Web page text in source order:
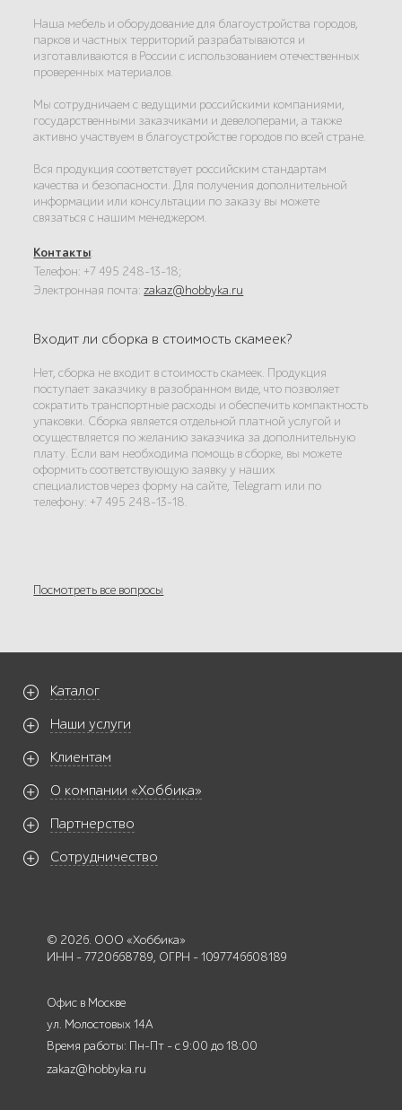
Наша мебель и оборудование для благоустройства городов,
парков и частных территорий разрабатываются и
изготавливаются в России с использованием отечественных
проверенных материалов.
Мы сотрудничаем с ведущими российскими компаниями,
государственными заказчиками и девелоперами, а также
активно участвуем в благоустройстве городов по всей стране.
Вся продукция соответствует российским стандартам
качества и безопасности. Для получения дополнительной
информации или консультации по заказу вы можете
связаться с нашим менеджером.
Контакты:
Телефон: +7 495 248-13-18;
Электронная почта:zakaz@hobbyka.ru
Входит ли сборка в стоимость скамеек?
Нет, сборка не входит в стоимость скамеек. Продукция
поступает заказчику в разобранном виде, что позволяет
сократить транспортные расходы и обеспечить компактность
упаковки. Сборка является отдельной платной услугой и
осуществляется по желанию заказчика за дополнительную
плату. Если вам необходима помощь в сборке, вы можете
оформить соответствующую заявку у наших
специалистов через форму на сайте, Telegram или по
телефону: +7 495 248-13-18.
Посмотреть все вопросы
Каталог
Наши услуги
Клиентам
О компании «Хоббика»
Партнерство
Сотрудничество
© 2026. ООО «Хоббика»
ИНН - 7720668789, ОГРН - 1097746608189
Офис в Москве
ул. Молостовых 14А
Время работы: Пн-Пт - с 9:00 до 18:00
zakaz@hobbyka.ru